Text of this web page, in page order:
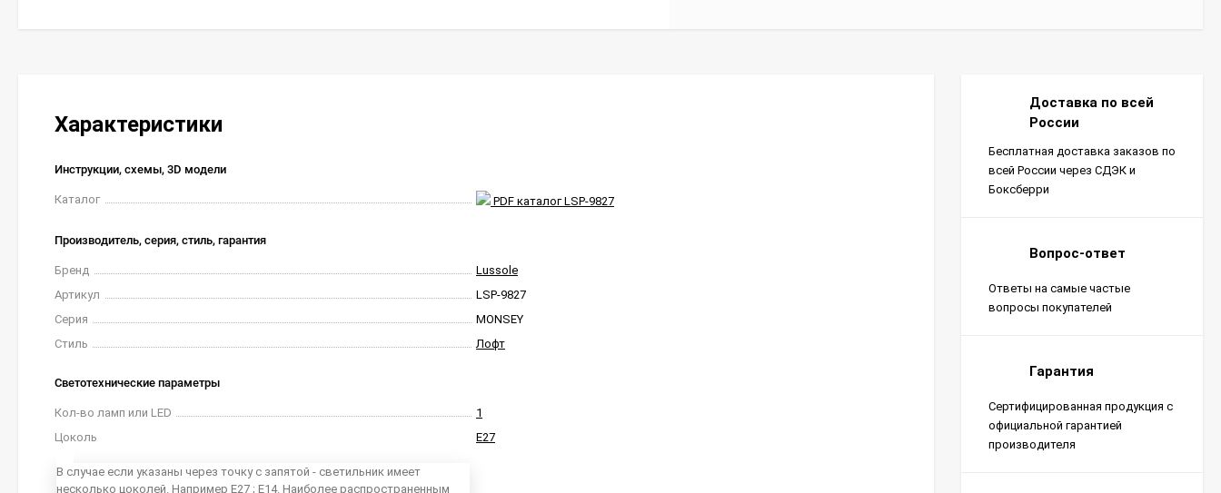
Характеристики
Инструкции, схемы, 3D модели
Каталог PDF каталог LSP-9827
Производитель, серия, стиль, гарантия
Бренд
Lussole
Артикул
LSP-9827
Серия
MONSEY
Стиль
Лофт
Светотехнические параметры
Кол-во ламп или LED
1
Цоколь
В случае если указаны через точку с запятой - светильник имеет
несколько цоколей. Например E27 ; E14. Наиболее распространенным
E27
Доставка по всей
России
Бесплатная доставка заказов по
всей России через СДЭК и
Боксберри
Вопрос-ответ
Ответы на самые частые
вопросы покупателей
Гарантия
Сертифицированная продукция с
официальной гарантией
производителя